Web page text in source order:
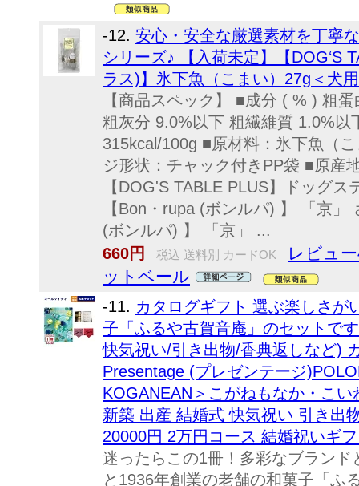
-12. 安心・安全な厳選素材を丁寧
シリーズ♪ 【入荷未定】【DOG‘S
ラス)】氷下魚（こまい）27g＜犬
【商品スペック】 ■成分 ( % ) 粗
粗灰分 9.0%以下 粗繊維質 1.0%
315kcal/100g ■原材料：氷下魚（
ジ形状：チャック付きPP袋 ■原産
【DOG'S TABLE PLUS】ドッグ
【Bon・rupa (ボンルパ) 】 「京
(ボンルパ) 】 「京」 ...
660円
税込 送料別 カードOK
レビュ
ットベール
-11. カタログギフト 選ぶ楽しさが
子「ふるや古賀音庵」のセットで
快気祝い/引き出物/香典返しなど)
Presentage (プレゼンテージ
KOGANEAN＞こがねもなか・こ
新築 出産 結婚式 快気祝い 引き出
20000円 2万円コース 結婚祝いギ
迷ったらこの1冊！多彩なブラン
と1936年創業の老舗の和菓子「ふ